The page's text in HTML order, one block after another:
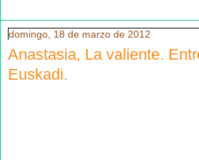
domingo, 18 de marzo de 2012
Anastasia, La valiente.
Euskadi.